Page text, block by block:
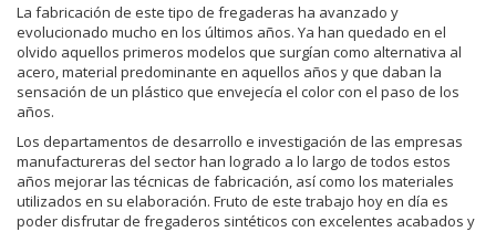
La fabricación de este tipo de fregaderas ha avanzado y
evolucionado mucho en los últimos años. Ya han quedado en el
olvido aquellos primeros modelos que surgían como alternativa al
acero, material predominante en aquellos años y que daban la
sensación de un plástico que envejecía el color con el paso de los
años.
Los departamentos de desarrollo e investigación de las empresas
manufactureras del sector han logrado a lo largo de todos estos
años mejorar las técnicas de fabricación, así como los materiales
utilizados en su elaboración. Fruto de este trabajo hoy en día es
poder disfrutar de fregaderos sintéticos con excelentes acabados y